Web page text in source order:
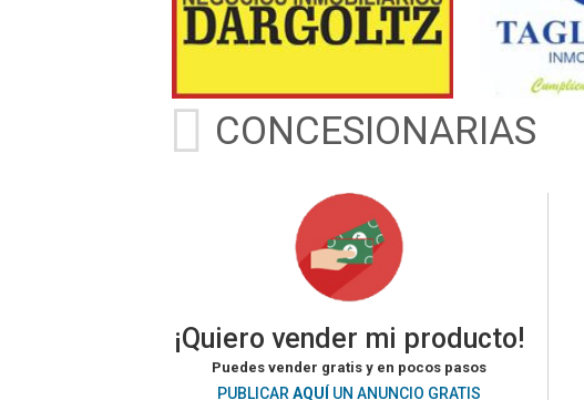
CONCESIONARIAS
¡Quiero vender mi producto!
Puedes vender gratis y en pocos pasos
PUBLICARAQUÍ UN ANUNCIO GRATIS